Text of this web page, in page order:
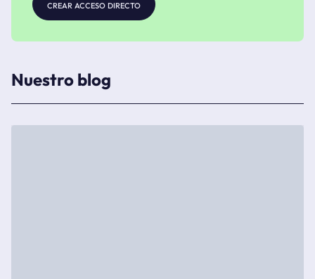
crear acceso directo
Nuestro blog